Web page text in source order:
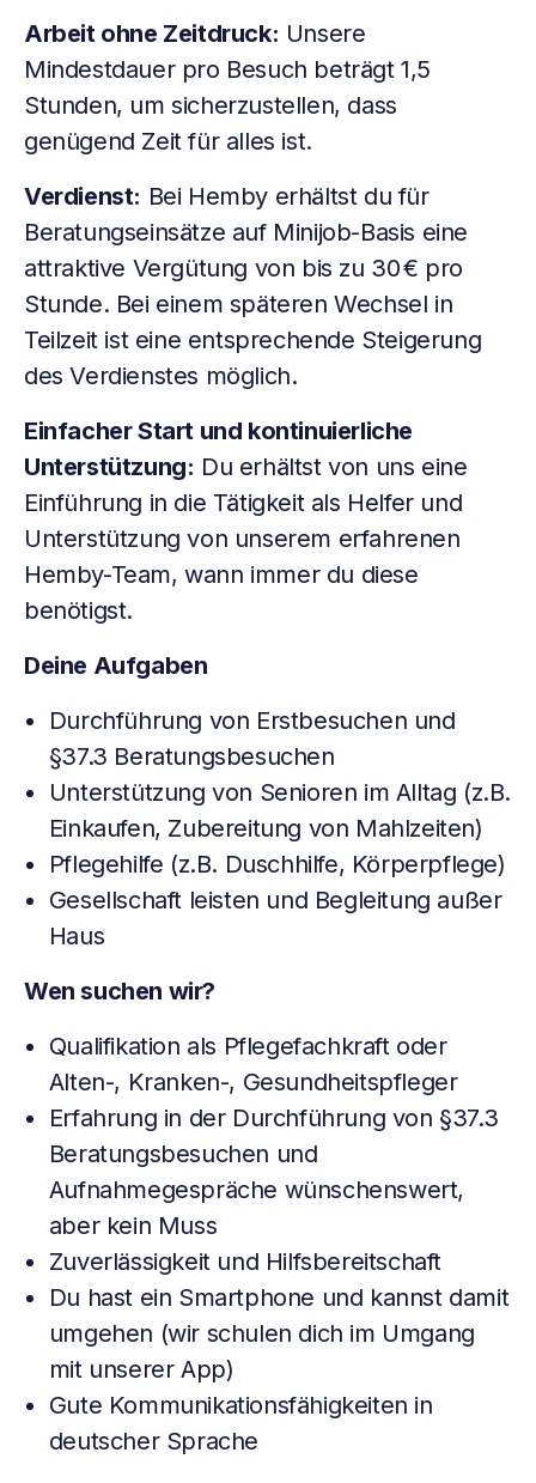
Arbeit ohne Zeitdruck: Unsere
Mindestdauer pro Besuch beträgt 1,5
Stunden, um sicherzustellen, dass
genügend Zeit für alles ist.
Verdienst: Bei Hemby erhältst du für
Beratungseinsätze auf Minijob-Basis eine
attraktive Vergütung von bis zu 30 € pro
Stunde. Bei einem späteren Wechsel in
Teilzeit ist eine entsprechende Steigerung
des Verdienstes möglich.
Einfacher Start und kontinuierliche
Unterstützung: Du erhältst von uns eine
Einführung in die Tätigkeit als Helfer und
Unterstützung von unserem erfahrenen
Hemby-Team, wann immer du diese
benötigst.
Deine Aufgaben
Durchführung von Erstbesuchen und
§37.3 Beratungsbesuchen
Unterstützung von Senioren im Alltag (z.B.
Einkaufen, Zubereitung von Mahlzeiten)
Pflegehilfe (z.B. Duschhilfe, Körperpflege)
Gesellschaft leisten und Begleitung außer
Haus
Wen suchen wir?
Qualifikation als Pflegefachkraft oder
Alten-, Kranken-, Gesundheitspfleger
Erfahrung in der Durchführung von §37.3
Beratungsbesuchen und
Aufnahmegespräche wünschenswert,
aber kein Muss
Zuverlässigkeit und Hilfsbereitschaft
Du hast ein Smartphone und kannst damit
umgehen (wir schulen dich im Umgang
mit unserer App)
Gute Kommunikationsfähigkeiten in
deutscher Sprache